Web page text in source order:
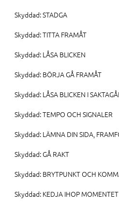
Skyddad: STADGA
Skyddad: TITTA FRAMÅT
Skyddad: LÅSA BLICKEN
Skyddad: BÖRJA GÅ FRAMÅT
Skyddad: LÅSA BLICKEN I
Skyddad: TEMPO OCH SIGNALER
Skyddad: LÄMNA DIN SIDA,
Skyddad: GÅ RAKT
Skyddad: BRYTPUNKT OCH
Skyddad: KEDJA IHOP MOMENTET